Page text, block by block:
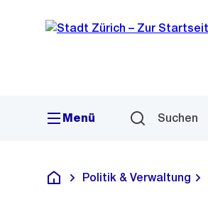
Navigation
Sprunglink
Menü Suchen
Deutsch
Politik & Verwaltung